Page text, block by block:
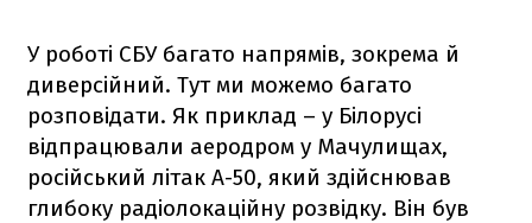
У роботі СБУ багато напрямів, зокрема й
диверсійний. Тут ми можемо багато
розповідати. Як приклад – у Білорусі
відпрацювали аеродром у Мачулищах,
російський літак А-50, який здійснював
глибоку радіолокаційну розвідку. Він був